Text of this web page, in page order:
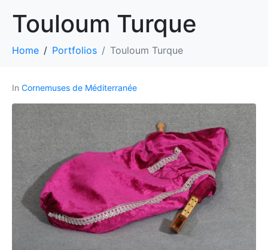
Touloum Turque
Home Portfolios Touloum Turque
In Cornemuses de Méditerranée